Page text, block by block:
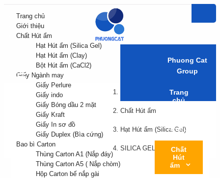
Trang chủ
Giới thiệu
Chất Hút ẩm
Hạt Hút ẩm (Silica Gel)
Hạt Hút ẩm (Clay)
Bột Hút ẩm (CaCl2)
Giấy Ngành may
Giấy Perlure
Giấy indo
Giấy Bóng dầu 2 mặt
Giấy Kraft
Giấy In sơ đồ
Giấy Duplex (Bìa cứng)
Bao bì Carton
Thùng Carton A1 (Nắp đáy)
Thùng Carton A5 ( Nắp chòm)
Hộp Carton bế nắp gài
Phuong Cat
Group
Trang
chủ
thiệu
Chất
Hút
ẩm
Chất Hút ẩm
Hạt Hút ẩm (Silica Gel)
SILICA GEL 1.2G - 01